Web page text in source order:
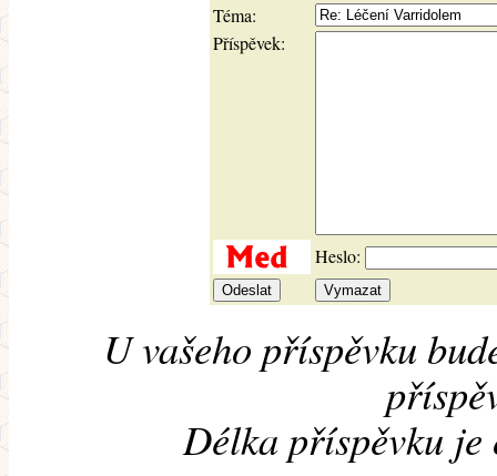
Téma:
Příspěvek:
Heslo:
U vašeho příspěvku
Délka příspěvku je